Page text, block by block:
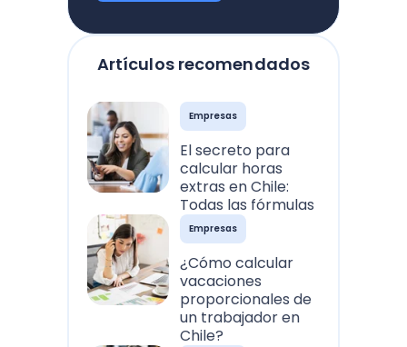
Artículos recomendados
Empresas
El secreto para
calcular horas
extras en Chile:
Todas las fórmulas
Empresas
¿Cómo calcular
vacaciones
proporcionales de
un trabajador en
Chile?